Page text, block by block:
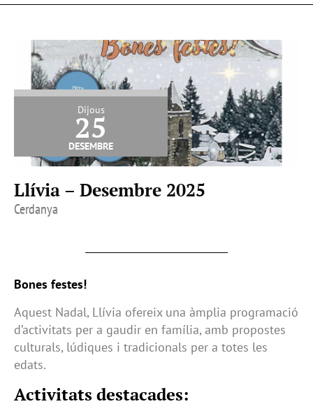
Dijous
25
desembre
Llívia – Desembre 2025
Cerdanya
Bones festes!
Aquest Nadal, Llívia ofereix una àmplia programació
d’activitats per a gaudir en família, amb propostes
culturals, lúdiques i tradicionals per a totes les
edats.
Activitats destacades: